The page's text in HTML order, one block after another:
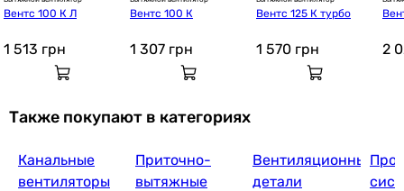
Вентс 100 К Л
1 513 грн
Вентс 100 К
1 307 грн
Вентс 125 К турбо
1 570 грн 2
Также покупают в категориях
Канальные
вентиляторы
Приточно-
вытяжные
Вентиляционные
детали